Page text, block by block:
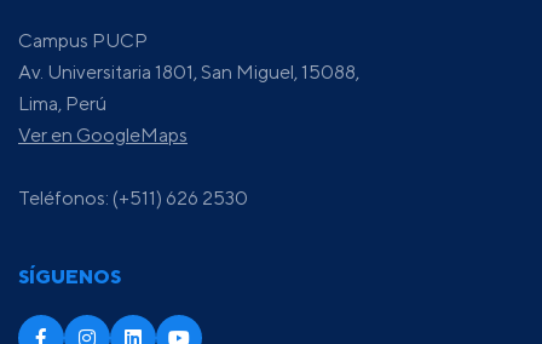
Campus PUCP
Av. Universitaria 1801, San Miguel, 15088,
Lima, Perú
Ver en GoogleMaps
Teléfonos: (+511) 626 2530
SÍGUENOS